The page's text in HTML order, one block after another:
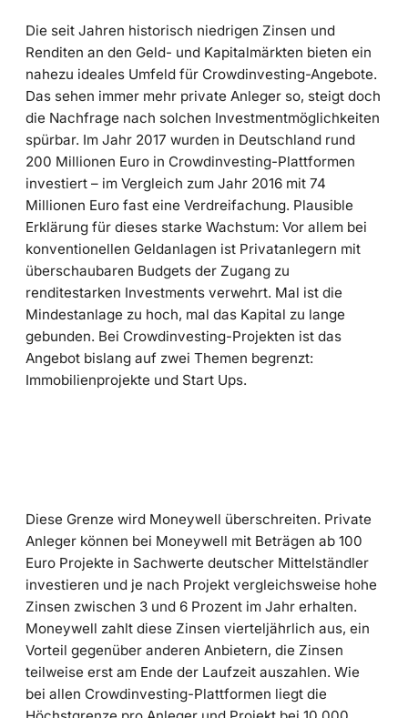
Die seit Jahren historisch niedrigen Zinsen und
Renditen an den Geld- und Kapitalmärkten bieten ein
nahezu ideales Umfeld für Crowdinvesting-Angebote.
Das sehen immer mehr private Anleger so, steigt doch
die Nachfrage nach solchen Investmentmöglichkeiten
spürbar. Im Jahr 2017 wurden in Deutschland rund
200 Millionen Euro in Crowdinvesting-Plattformen
investiert – im Vergleich zum Jahr 2016 mit 74
Millionen Euro fast eine Verdreifachung. Plausible
Erklärung für dieses starke Wachstum: Vor allem bei
konventionellen Geldanlagen ist Privatanlegern mit
überschaubaren Budgets der Zugang zu
renditestarken Investments verwehrt. Mal ist die
Mindestanlage zu hoch, mal das Kapital zu lange
gebunden. Bei Crowdinvesting-Projekten ist das
Angebot bislang auf zwei Themen begrenzt:
Immobilienprojekte und Start Ups.
Diese Grenze wird Moneywell überschreiten. Private
Anleger können bei Moneywell mit Beträgen ab 100
Euro Projekte in Sachwerte deutscher Mittelständler
investieren und je nach Projekt vergleichsweise hohe
Zinsen zwischen 3 und 6 Prozent im Jahr erhalten.
Moneywell zahlt diese Zinsen vierteljährlich aus, ein
Vorteil gegenüber anderen Anbietern, die Zinsen
teilweise erst am Ende der Laufzeit auszahlen. Wie
bei allen Crowdinvesting-Plattformen liegt die